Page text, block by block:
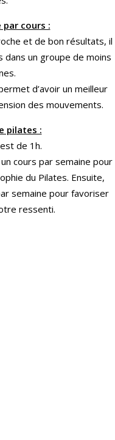
par cours :
et de bon résultats, il
un groupe de moins
d’avoir un meilleur
des mouvements.
pilates :
de 1h.
cours par semaine pour
du Pilates. Ensuite,
semaine pour favoriser
ressenti.